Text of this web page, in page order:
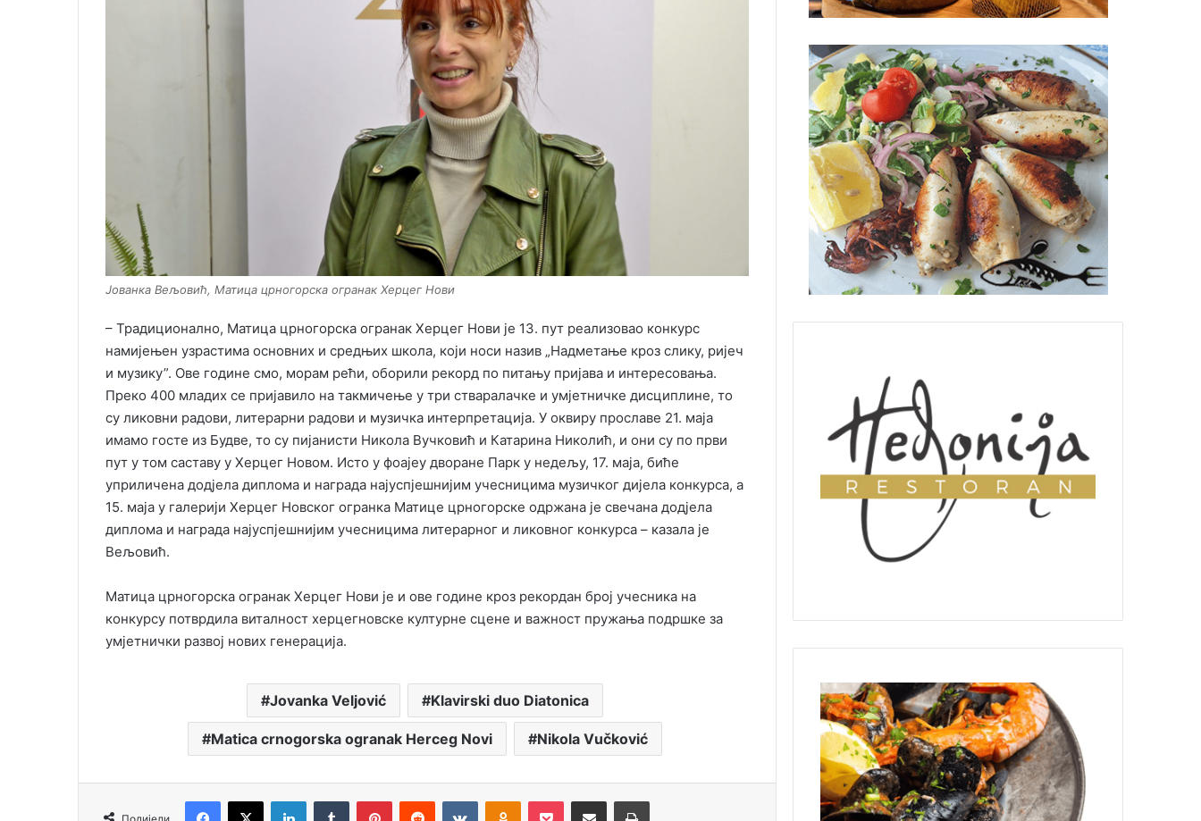
Јованка Вељовић, Матица црногорска огранак Херцег Нови
– Традиционално, Матица црногорска огранак Херцег Нови је 13. пут реализовао конкурс
намијењен узрастима основних и средњих школа, који носи назив „Надметање кроз слику, ријеч
и музику”. Ове године смо, морам рећи, оборили рекорд по питању пријава и интересовања.
Преко 400 младих се пријавило на такмичење у три стваралачке и умјетничке дисциплине, то
су ликовни радови, литерарни радови и музичка интерпретација. У оквиру прославе 21. маја
имамо госте из Будве, то су пијанисти Никола Вучковић и Катарина Николић, и они су по први
пут у том саставу у Херцег Новом. Исто у фоајеу дворане Парк у недељу, 17. маја, биће
уприличена додјела диплома и награда најуспјешнијим учесницима музичког дијела конкурса, а
15. маја у галерији Херцег Новског огранка Матице црногорске одржана је свечана додјела
диплома и награда најуспјешнијим учесницима литерарног и ликовног конкурса – казала је
Вељовић.
Матица црногорска огранак Херцег Нови је и ове године кроз рекордан број учесника на
конкурсу потврдила виталност херцегновске културне сцене и важност пружања подршке за
умјетнички развој нових генерација.
Jovanka Veljović Klavirski duo Diatonica
Matica crnogorska ogranak Herceg Novi Nikola Vučković